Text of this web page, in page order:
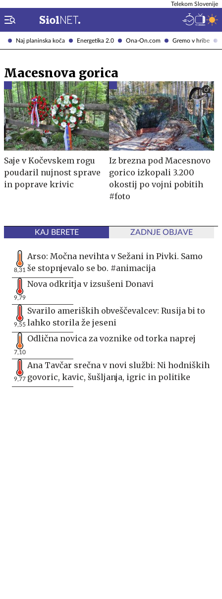
Naj planinska koča Energetika 2.0 Ona-On.com Gremo v hribe
Telekom Slovenije
Macesnova gorica
Saje v Kočevskem rogu
poudaril nujnost sprave
in poprave krivic
Iz brezna pod Macesnovo
gorico izkopali 3.200
okostij po vojni pobitih
#foto
KAJ BERETE ZADNJE OBJAVE
8,31
Arso: Močna nevihta v Sežani in Pivki. Samo
še stopnjevalo se bo. #animacija
9,79
Nova odkritja v izsušeni Donavi
9,55
Svarilo ameriških obveščevalcev: Rusija bi to
lahko storila že jeseni
7,10
Odlična novica za voznike od torka naprej
9,77
Ana Tavčar srečna v novi službi: Ni hodniških
govoric, kavic, šušljanja, igric in politike